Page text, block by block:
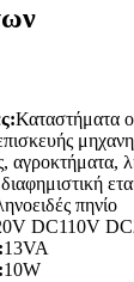
Καταστήματα
αγροκτήματα,
πηνίο
DC110V
13VA
10W